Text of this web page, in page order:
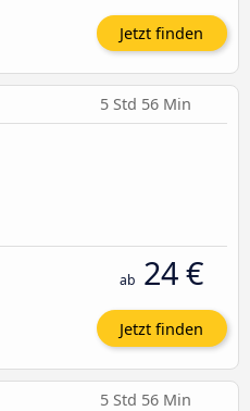
Jetzt finden
5 Std 56 Min
ab 24 €
Jetzt finden
5 Std 56 Min